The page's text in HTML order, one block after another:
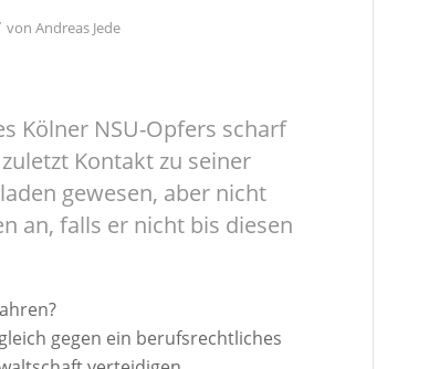
vonAndreas Jede
Kölner NSU-Opfers scharf
Kontakt zu seiner
gewesen, aber nicht
an, falls er nicht bis diesen
gegen ein berufsrechtliches